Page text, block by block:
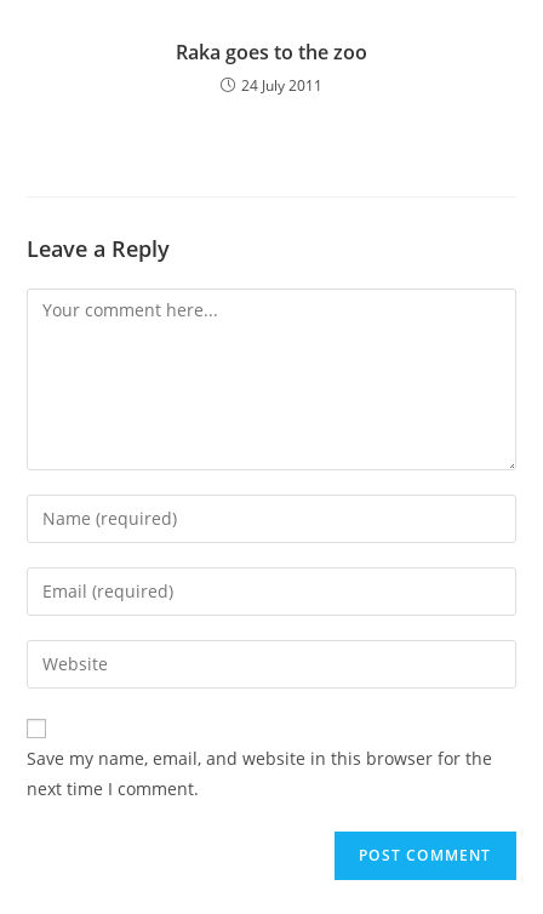
Raka goes to the zoo
24 July 2011
Leave a Reply
Comment
Enter
your
name
comment
Enter
your
email
address
comment
Enter
your
website
URL
(optional)
Save my name, email, and website in this browser for the
next time I comment.